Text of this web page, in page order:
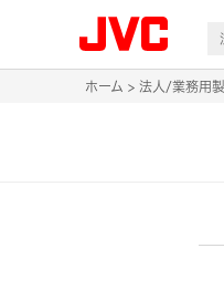
ホーム 法人/業務用